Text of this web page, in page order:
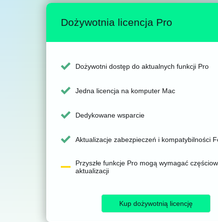
Dożywotnia licencja Pro
Dożywotni dostęp do aktualnych funkcji Pro
Jedna licencja na komputer Mac
Dedykowane wsparcie
Aktualizacje zabezpieczeń i kompatybilności
Przyszłe funkcje Pro mogą wymagać
aktualizacji
Kup dożywotnią licencję